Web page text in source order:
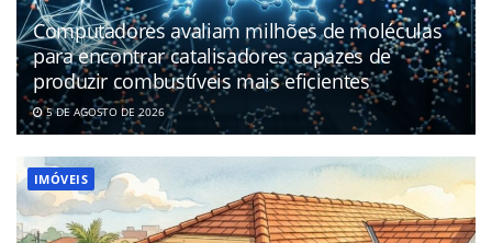
Computadores avaliam milhões de moléculas
para encontrar catalisadores capazes de
produzir combustíveis mais eficientes
5 DE AGOSTO DE 2026
IMÓVEIS